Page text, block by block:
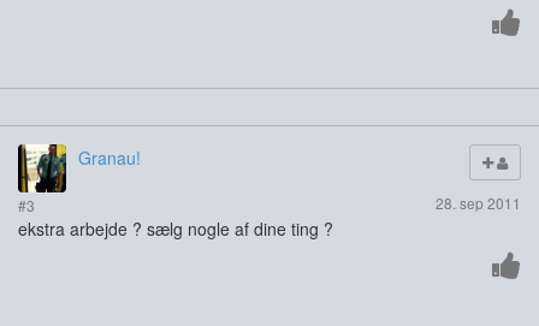
Granau!
#3 28. sep 2011
ekstra arbejde ? sælg nogle af dine ting ?